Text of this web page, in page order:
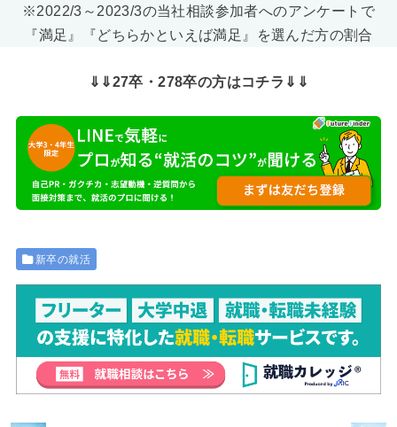
※2022/3～2023/3の当社相談参加者へのアンケートで
『満足』『どちらかといえば満足』を選んだ方の割合
⇓⇓27卒・278卒の方はコチラ⇓⇓
新卒の就活